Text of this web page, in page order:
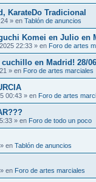
KarateDo Tradicional
» en Tablón de anuncios
Komei en Julio en
22:33 » en Foro de artes
en Madrid! 28/
» en Foro de artes marciales
00:43 » en Foro de artes
» en Foro de todo un poco
» en Tablón de anuncios
» en Foro de artes marciales